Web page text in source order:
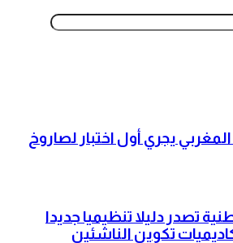
يجري أول اختبار لصاروخ
تصدر دليلا تنظيميا جديدا
تكوين الناشئين